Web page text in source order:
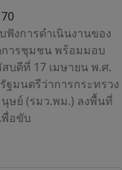
งการดำเนินงานของ
ารชุมชน พร้อมมอบ
บดีที่ 17 เมษายน พ.ศ.
ฐมนตรีว่าการกระทรวง
ษย์ (รมว.พม.) ลงพื้นที่
พื่อขับ